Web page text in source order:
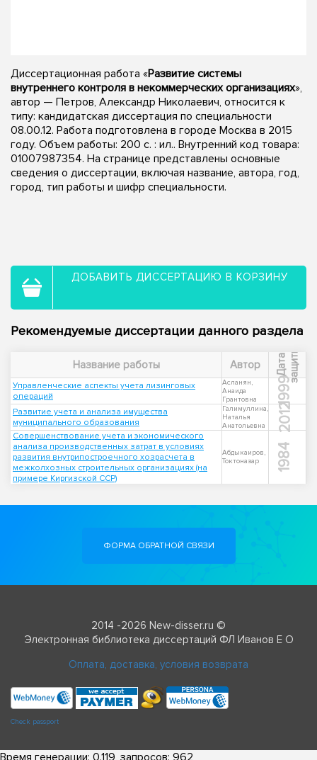
Диссертационная работа «Развитие системы
внутреннего контроля в некоммерческих организациях»,
автор — Петров, Александр Николаевич, относится к
типу: кандидатская диссертация по специальности
08.00.12. Работа подготовлена в городе Москва в 2015
году. Объем работы: 200 с. : ил.. Внутренний код товара:
01007987354. На странице представлены основные
сведения о диссертации, включая название, автора, год,
город, тип работы и шифр специальности.
ДОБАВИТЬ ДИССЕРТАЦИЮ В КОРЗИНУ
Рекомендуемые диссертации данного раздела
Название работы Автор Д
а
т
а
з
а
щ
и
т ы
Управленческие аспекты учета лизинговых
операций
Асланян,
Анаида
Грантовна
1999
Развитие учета и анализа имущества
муниципального образования
Галимуллина,
Наталья
Анатольевна
2012
Совершенствование учета и экономического
анализа производственных затрат в условиях
развития внутрипостроечного хозрасчета в
межколхозных строительных организациях (на
примере Киргизской ССР)
Абдыкаиров,
Токтоназар
1984
ФОРМА ОБРАТНОЙ СВЯЗИ
2014 -2026 New-disser.ru ©
Электронная библиотека диссертаций ФЛ Иванов Е О
Оплата, доставка, условия возврата
Check passport